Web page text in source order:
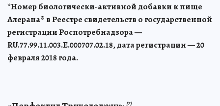
*Номер биологически-активной добавки к пище
Алерана® в Реестре свидетельств о государственной
регистрации Роспотребнадзора —
RU.77.99.11.003.Е.000707.02.18, дата регистрации — 20
февраля 2018 года.
[7]